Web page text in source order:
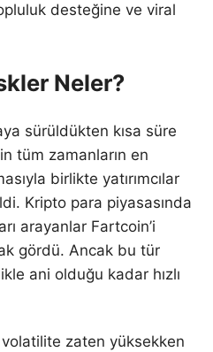
desteğine ve viral
Neler?
sürüldükten kısa süre
tüm zamanların en
birlikte yatırımcılar
Kripto para piyasasında
arayanlar Fartcoin’i
gördü. Ancak bu tür
ani olduğu kadar hızlı
zaten yüksekken